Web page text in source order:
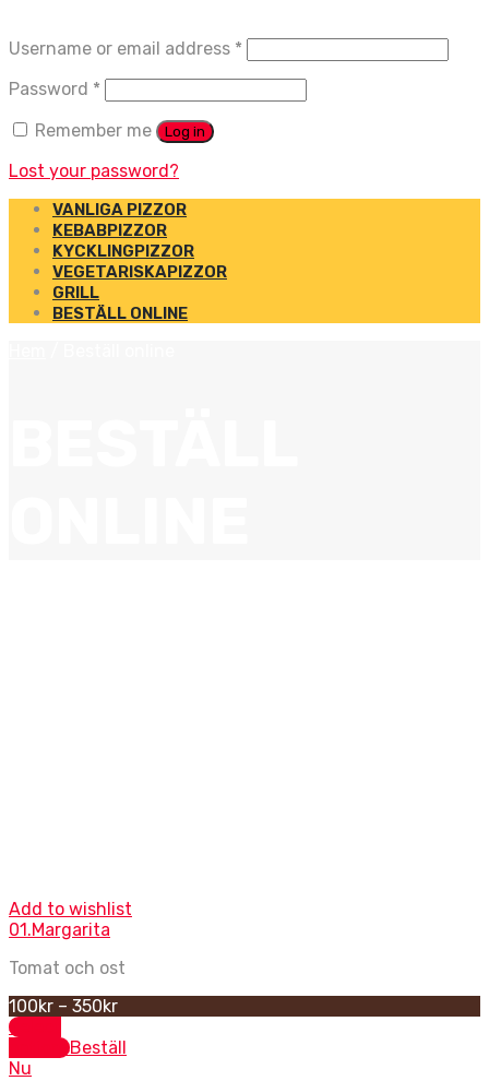
Username or email address *
Password *
Remember me
Log in
Lost your password?
VANLIGA PIZZOR
KEBABPIZZOR
KYCKLINGPIZZOR
VEGETARISKAPIZZOR
GRILL
BESTÄLL ONLINE
Add to wishlist
01.Margarita
Tomat och ost
100kr – 350kr
Select
optionsBeställ
Nu